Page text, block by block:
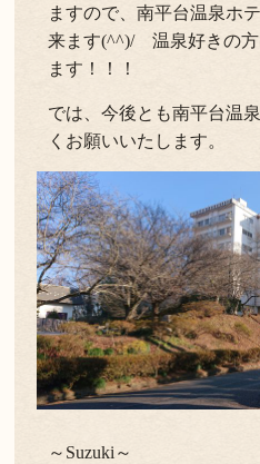
ますので、南平台温泉ホ
来ます(^^)/ 温泉好きの方
ます！！！
では、今後とも南平台温
くお願いいたします。
～Suzuki～